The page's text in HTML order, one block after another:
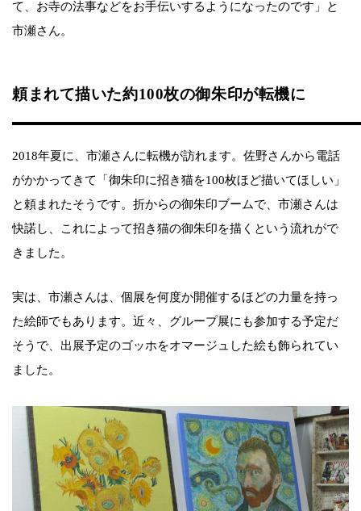
て、お寺の法事などをお手伝いするようになったのです」と
市瀬さん。
頼まれて描いた約100枚の御朱印が転機に
2018年夏に、市瀬さんに転機が訪れます。佐野さんから電話
がかかってきて「御朱印に招き猫を100枚ほど描いてほしい」
と頼まれたそうです。折からの御朱印ブームで、市瀬さんは
快諾し、これによって招き猫の御朱印を描くという流れがで
きました。
実は、市瀬さんは、個展を何度か開催するほどの力量を持っ
た絵師でもあります。近々、グループ展にも参加する予定だ
そうで、出展予定のゴッホをオマージュした絵も飾られてい
ました。